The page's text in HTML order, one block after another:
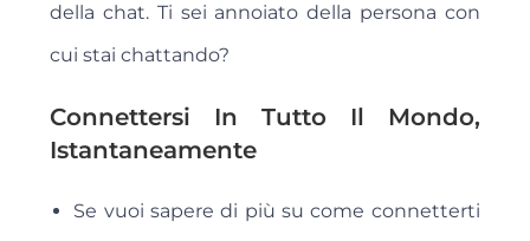
della chat. Ti sei annoiato della persona con
cui stai chattando?
Connettersi In Tutto Il Mondo,
Istantaneamente
Se vuoi sapere di più su come connetterti